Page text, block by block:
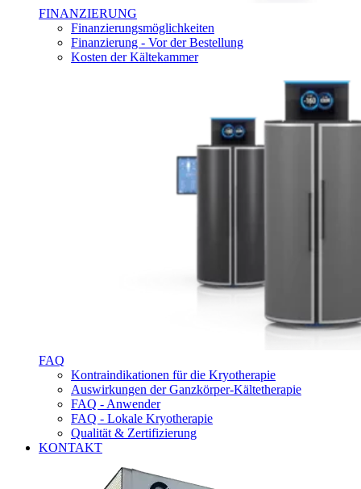
FINANZIERUNG
Finanzierungsmöglichkeiten
Finanzierung - Vor der Bestellung
Kosten der Kältekammer
FAQ
Kontraindikationen für die Kryotherapie
Auswirkungen der Ganzkörper-Kältetherapie
FAQ - Anwender
FAQ - Lokale Kryotherapie
Qualität & Zertifizierung
KONTAKT